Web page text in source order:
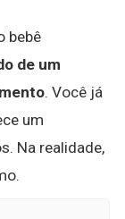
bebê
de um
. Você já
um
Na realidade,